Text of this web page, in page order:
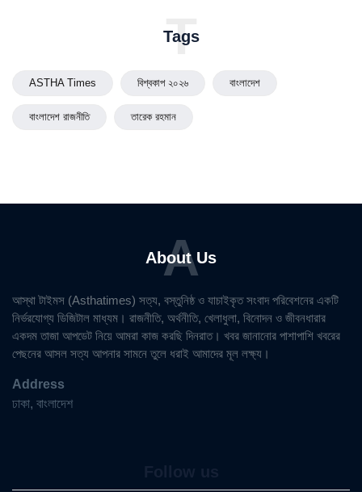
Tags
T
ASTHA Times বিশ্বকাপ ২০২৬ বাংলাদেশ
বাংলাদেশ রাজনীতি তারেক রহমান
About Us
A
আস্থা টাইমস (Asthatimes) সত্য, বস্তুনিষ্ঠ ও যাচাইকৃত সংবাদ পরিবেশনের একটি
নির্ভরযোগ্য ডিজিটাল মাধ্যম। রাজনীতি, অর্থনীতি, খেলাধুলা, বিনোদন ও জীবনধারার
একদম তাজা আপডেট নিয়ে আমরা কাজ করছি দিনরাত। খবর জানানোর পাশাপাশি খবরের
পেছনের আসল সত্য আপনার সামনে তুলে ধরাই আমাদের মূল লক্ষ্য।
Address
ঢাকা, বাংলাদেশ